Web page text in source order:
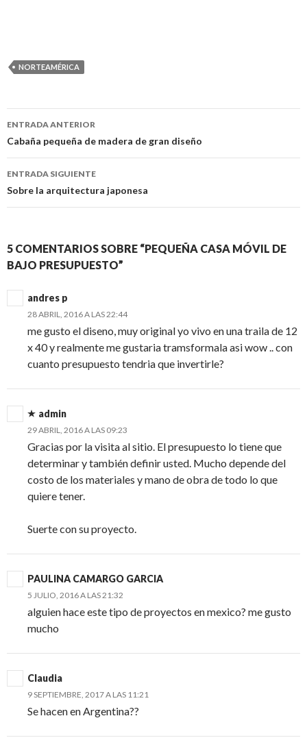
NORTEAMÉRICA
Navegación
de
entradas
ENTRADA ANTERIOR
Cabaña pequeña de madera de gran diseño
ENTRADA SIGUIENTE
Sobre la arquitectura japonesa
5 COMENTARIOS SOBRE “PEQUEÑA CASA MÓVIL DE
BAJO PRESUPUESTO”
andres p
28 ABRIL, 2016 A LAS 22:44
me gusto el diseno, muy original yo vivo en una traila de 12
x 40 y realmente me gustaria tramsformala asi wow .. con
cuanto presupuesto tendria que invertirle?
admin
29 ABRIL, 2016 A LAS 09:23
Gracias por la visita al sitio. El presupuesto lo tiene que
determinar y también definir usted. Mucho depende del
costo de los materiales y mano de obra de todo lo que
quiere tener.
Suerte con su proyecto.
PAULINA CAMARGO GARCIA
5 JULIO, 2016 A LAS 21:32
alguien hace este tipo de proyectos en mexico? me gusto
mucho
Claudia
9 SEPTIEMBRE, 2017 A LAS 11:21
Se hacen en Argentina??